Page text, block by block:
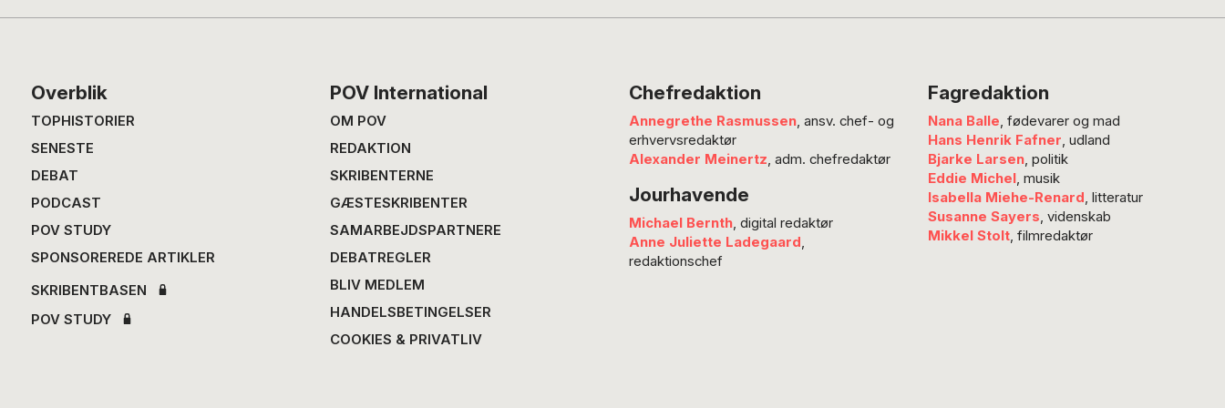
om de redaktionelle principper,
som Politiken udvælger og
promoverer sine debatindlæg
ud fra. Mere konkret handler…
Footer
Overblik
TOPHISTORIER
SENESTE
DEBAT
PODCAST
POV STUDY
SPONSOREREDE ARTIKLER
SKRIBENTBASEN
POV STUDY
POV International
OM POV
REDAKTION
SKRIBENTERNE
GÆSTESKRIBENTER
SAMARBEJDSPARTNERE
DEBATREGLER
BLIV MEDLEM
HANDELSBETINGELSER
COOKIES & PRIVATLIV
Chefredaktion
Annegrethe Rasmussen, ansv. chef- og
erhvervsredaktør
Alexander Meinertz, adm. chefredaktør
Jourhavende
Michael Bernth, digital redaktør
Anne Juliette Ladegaard,
redaktionschef
Fagredaktion
Nana Balle, fødevarer og mad
Hans Henrik Fafner, udland
Bjarke Larsen, politik
Eddie Michel, musik
Isabella Miehe-Renard, litteratur
Susanne Sayers, videnskab
Mikkel Stolt, filmredaktør